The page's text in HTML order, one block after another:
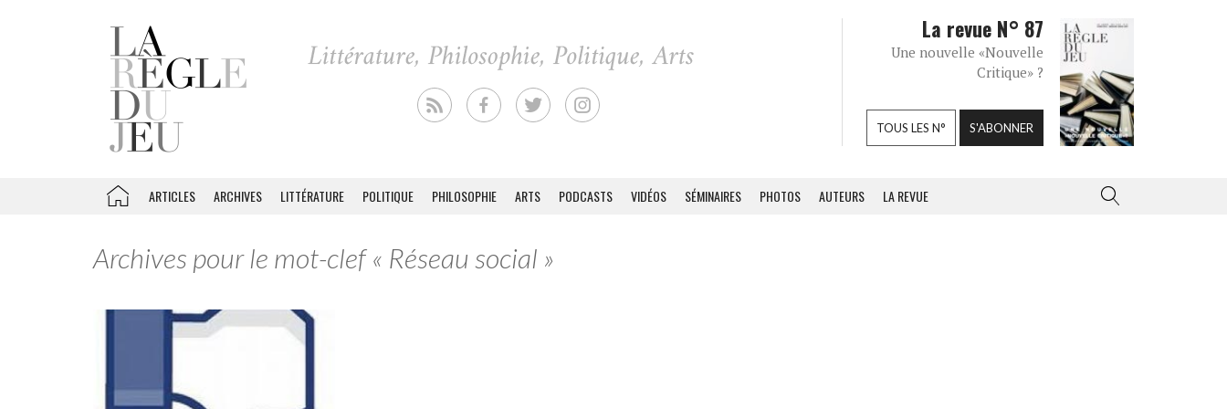
La revue N° 87
Une nouvelle «Nouvelle
Critique» ?
TOUS LES N° S'ABONNER
ARTICLES ARCHIVES LITTÉRATURE POLITIQUE PHILOSOPHIE ARTS PODCASTS VIDÉOS SÉMINAIRES PHOTOS AUTEURS LA REVUE
Archives pour le mot-clef « Réseau social »